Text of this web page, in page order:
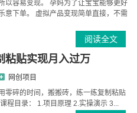
以容易变现。 孕妈为了让宝宝能够更好
意下单。 虚拟产品变现简单直接，不需
阅读全文
粘贴实现月入过万
网创项目
零碎的时间，搬搬砖，练一练复制粘贴
程目录： 1.项目原理 2.实操演示 3...